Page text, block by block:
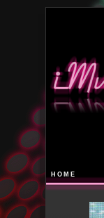
HOME